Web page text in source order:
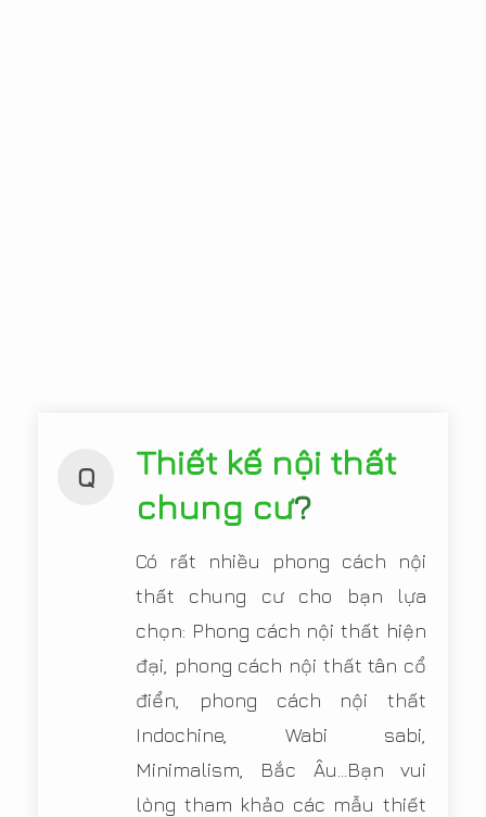
Q
Thiết kế nội thất
chung cư?
Có rất nhiều phong cách nội
thất chung cư cho bạn lựa
chọn: Phong cách nội thất hiện
đại, phong cách nội thất tân cổ
điển, phong cách nội thất
Indochine, Wabi sabi,
Minimalism, Bắc Âu...Bạn vui
lòng tham khảo các mẫu thiết